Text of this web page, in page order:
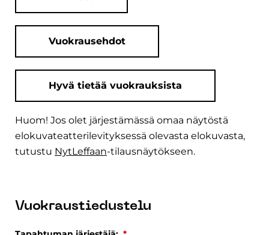
Vuokrausehdot
Hyvä tietää vuokrauksista
Huom! Jos olet järjestämässä omaa näytöstä
elokuvateatterilevityksessä olevasta elokuvasta,
tutustu NytLeffaan-tilausnäytökseen.
Vuokraustiedustelu